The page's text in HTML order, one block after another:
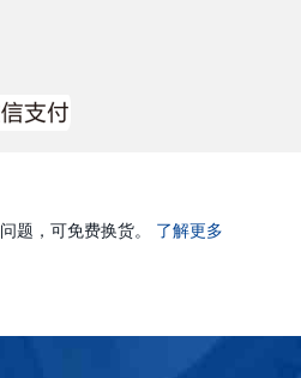
题，可免费换货。 了解更多